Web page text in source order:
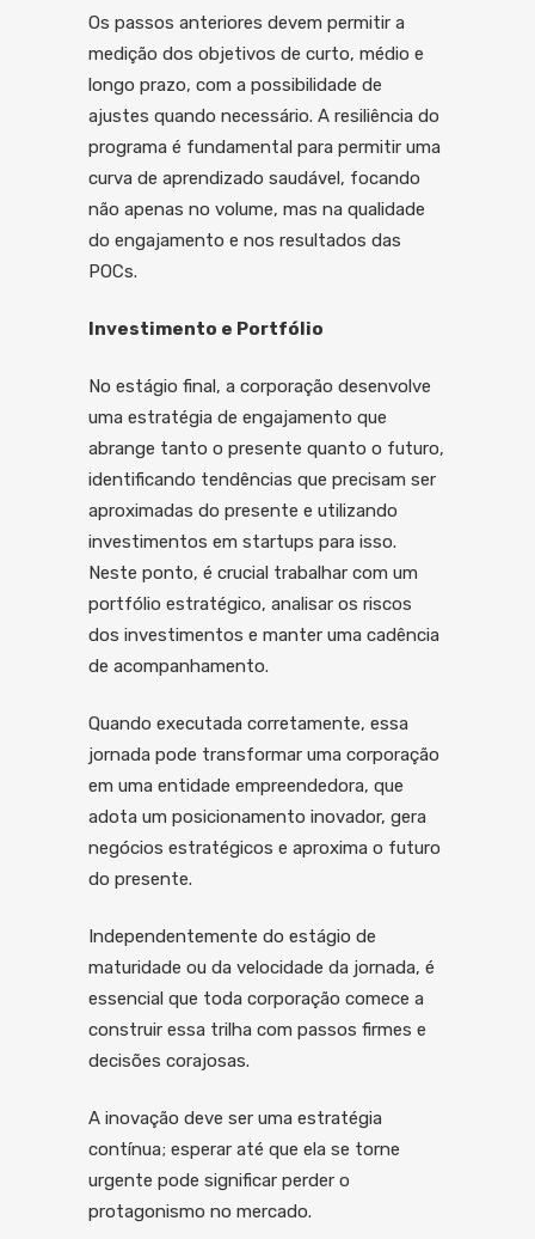
Os passos anteriores devem permitir a
medição dos objetivos de curto, médio e
longo prazo, com a possibilidade de
ajustes quando necessário. A resiliência do
programa é fundamental para permitir uma
curva de aprendizado saudável, focando
não apenas no volume, mas na qualidade
do engajamento e nos resultados das
POCs.
Investimento e Portfólio
No estágio final, a corporação desenvolve
uma estratégia de engajamento que
abrange tanto o presente quanto o futuro,
identificando tendências que precisam ser
aproximadas do presente e utilizando
investimentos em startups para isso.
Neste ponto, é crucial trabalhar com um
portfólio estratégico, analisar os riscos
dos investimentos e manter uma cadência
de acompanhamento.
Quando executada corretamente, essa
jornada pode transformar uma corporação
em uma entidade empreendedora, que
adota um posicionamento inovador, gera
negócios estratégicos e aproxima o futuro
do presente.
Independentemente do estágio de
maturidade ou da velocidade da jornada, é
essencial que toda corporação comece a
construir essa trilha com passos firmes e
decisões corajosas.
A inovação deve ser uma estratégia
contínua; esperar até que ela se torne
urgente pode significar perder o
protagonismo no mercado.